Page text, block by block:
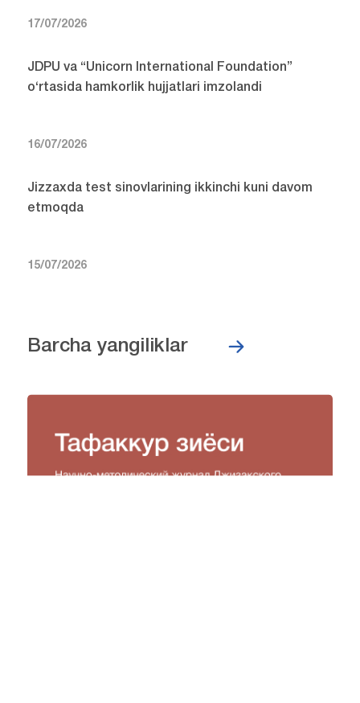
17/07/2026
JDPU va “Unicorn International Foundation”
o‘rtasida hamkorlik hujjatlari imzolandi
16/07/2026
Jizzaxda test sinovlarining ikkinchi kuni davom
etmoqda
15/07/2026
Barcha yangiliklar